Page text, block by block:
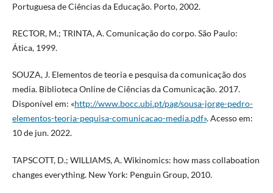
Portuguesa de Ciências da Educação. Porto, 2002.
RECTOR, M.; TRINTA, A. Comunicação do corpo. São Paulo:
Ática, 1999.
SOUZA, J. Elementos de teoria e pesquisa da comunicação dos
media. Biblioteca Online de Ciências da Comunicação. 2017.
Disponível em: «http://www.bocc.ubi.pt/pag/sousa-jorge-pedro-
elementos-teoria-pequisa-comunicacao-media.pdf». Acesso em:
10 de jun. 2022.
TAPSCOTT, D.; WILLIAMS, A. Wikinomics: how mass collaboation
changes everything. New York: Penguin Group, 2010.